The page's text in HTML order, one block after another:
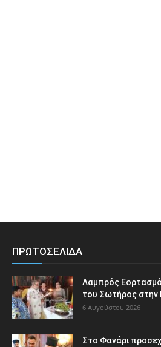
ΠΡΩΤΟΣΕΛΙΔΑ
Λαμπρός
του Σωτήρος στην
6 Αυγούστου 2026
Στο Φανάρι